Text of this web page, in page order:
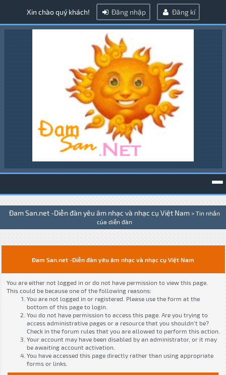
Xin chào quý khách! Đăng nhập Đăng kí
Đam San.net -Diễn đàn yêu âm nhạc và nhạc cụ Việt Nam > Tin nhắn
của diễn đàn
Đam San.net -Diễn đàn yêu âm nhạc và nhạc cụ Việt Nam
You are either not logged in or do not have permission to view this page.
This could be because one of the following reasons:
You are not logged in or registered. Please use the form at the
bottom of this page to login.
You do not have permission to access this page. Are you trying to
access administrative pages or a resource that you shouldn't be?
Check in the forum rules that you are allowed to perform this action.
Your account may have been disabled by an administrator, or it may
be awaiting account activation.
You have accessed this page directly rather than using appropriate
forms or links.